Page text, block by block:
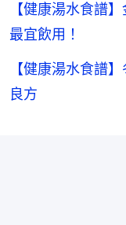
【健康湯水食譜
最宜飲用！
【健康湯水食譜
良方